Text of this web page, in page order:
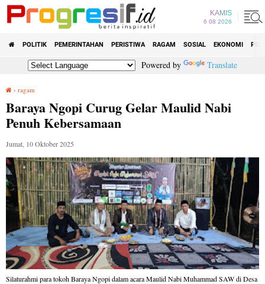
KAMIS
6 08 2026
POLITIK PEMERINTAHAN PERISTIWA RAGAM SOSIAL EKONOMI
Powered by Translate
› ragam
Baraya Ngopi Curug Gelar Maulid Nabi
Penuh Kebersamaan
Jumat, 10 Oktober 2025
Silaturahmi para tokoh Baraya Ngopi dalam acara Maulid Nabi Muhammad SAW di Desa